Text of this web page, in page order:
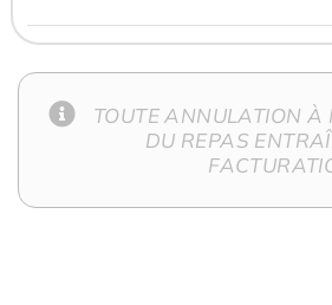
TOUTE ANNULATION À
DU REPAS